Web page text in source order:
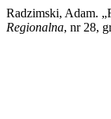
Radzimski, Adam.
Regionalna, nr 28,